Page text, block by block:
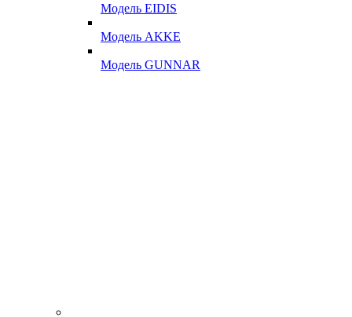
Модель EIDIS
Модель AKKE
Модель GUNNAR